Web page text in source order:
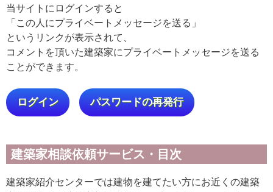
当サイトにログインすると
「この人にプライベートメッセージを送る」
というリンクが表示されて、
コメントを頂いた建築家にプライベートメッセージを送る
ことができます。
ログイン パスワードの再発行
建築家相談依頼サービス・目次
建築家紹介センターでは建物を建てたい方にお近くの建築